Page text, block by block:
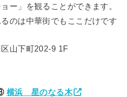
ー」を観ることができます。
のは中華街でもここだけです
山下町202-9 1F
横浜 星のなる木